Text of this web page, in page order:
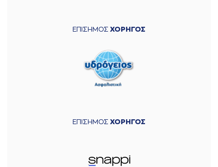
ΕΠΙΣΗΜΟΣ ΧΟΡΗΓΟΣ
ΕΠΙΣΗΜΟΣ ΧΟΡΗΓΟΣ